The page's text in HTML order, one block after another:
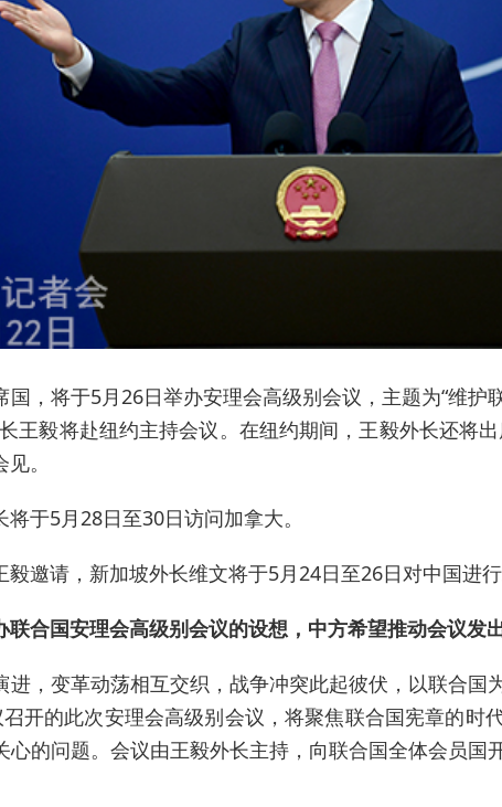
，将于5月26日举办安理会高级别会议，主题为“维
王毅将赴纽约主持会议。在纽约期间，王毅外长还将
。
于5月28日至30日访问加拿大。
邀请，新加坡外长维文将于5月24日至26日对中国进行
合国安理会高级别会议的设想，中方希望推动会议发
，变革动荡相互交织，战争冲突此起彼伏，以联合
开的此次安理会高级别会议，将聚焦联合国宪章的时
的问题。会议由王毅外长主持，向联合国全体会员